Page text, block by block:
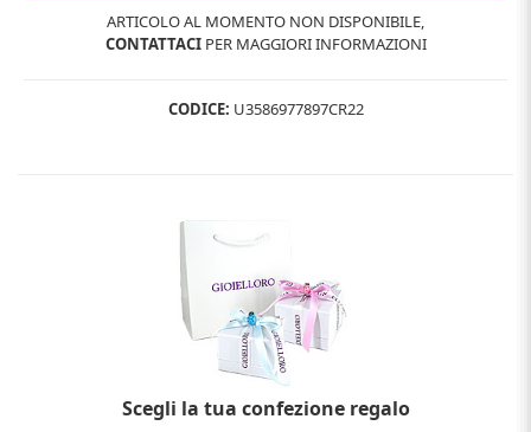
ARTICOLO AL MOMENTO NON DISPONIBILE,
CONTATTACIPER MAGGIORI INFORMAZIONI
CODICE: U3586977897CR22
Scegli la tua confezione regalo